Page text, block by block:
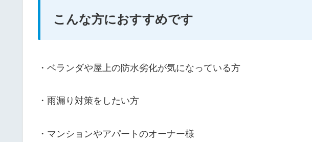
こんな方におすすめです
・ベランダや屋上の防水劣化が気になっている方
・雨漏り対策をしたい方
・マンションやアパートのオーナー様